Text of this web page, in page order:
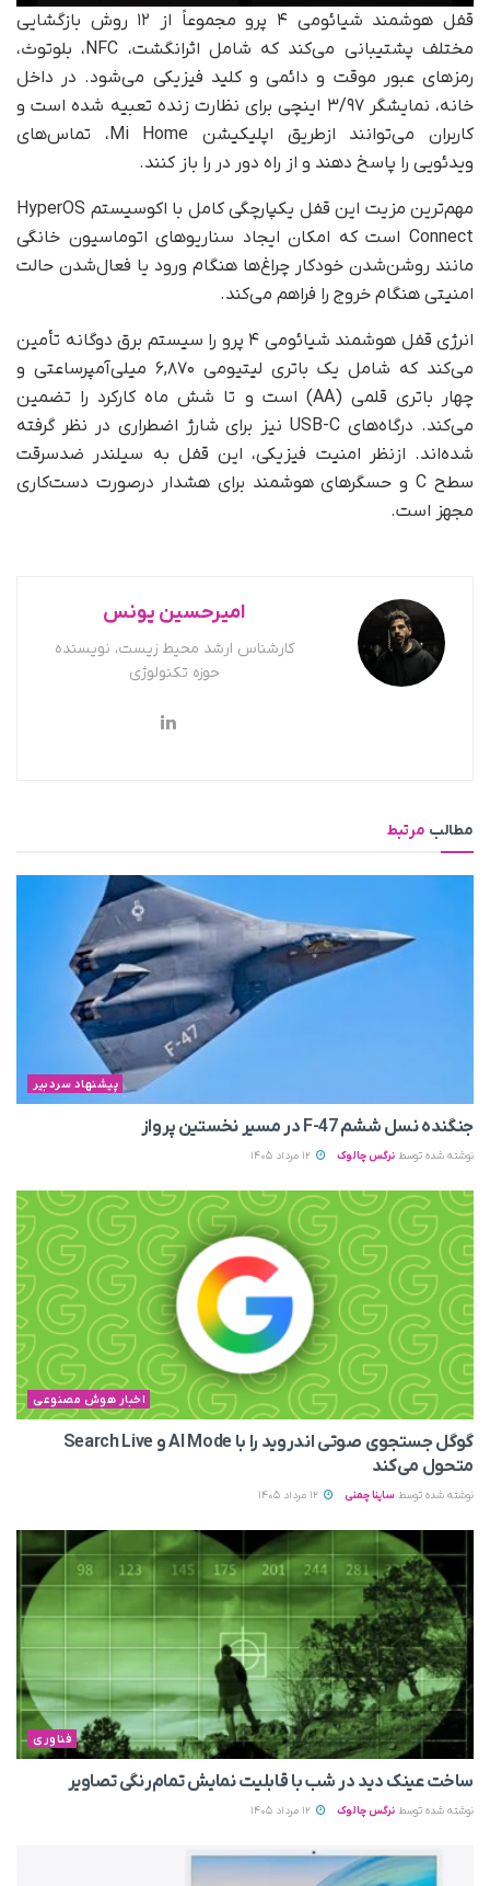
قفل هوشمند شیائومی ۴ پرو مجموعاً از ۱۲ روش بازگشایی
مختلف پشتیبانی می‌کند که شامل اثرانگشت، NFC، بلوتوث،
رمزهای عبور موقت و دائمی و کلید فیزیکی می‌شود. در داخل
خانه، نمایشگر ۳/۹۷ اینچی برای نظارت زنده تعبیه شده است و
کاربران می‌توانند ازطریق اپلیکیشن Mi Home، تماس‌های
ویدئویی را پاسخ دهند و از راه دور در را باز کنند.
مهم‌ترین مزیت این قفل یکپارچگی کامل با اکوسیستم HyperOS
Connect است که امکان ایجاد سناریوهای اتوماسیون خانگی
مانند روشن‌شدن خودکار چراغ‌ها هنگام ورود یا فعال‌شدن حالت
امنیتی هنگام خروج را فراهم می‌کند.
انرژی قفل هوشمند شیائومی ۴ پرو را سیستم برق دوگانه تأمین
می‌کند که شامل یک باتری لیتیومی ۶,۸۷۰ میلی‌آمپر‌ساعتی و
چهار باتری قلمی (AA) است و تا شش ماه کارکرد را تضمین
می‌کند. درگاه‌های USB-C نیز برای شارژ اضطراری در نظر گرفته
شده‌اند. ازنظر امنیت فیزیکی، این قفل به سیلندر ضد‌سرقت
سطح C و حسگرهای هوشمند برای هشدار در‌صورت دست‌کاری
مجهز است.
امیرحسین یونس
کارشناس ارشد محیط زیست، نویسنده
حوزه تکنولوژی
مطالب مرتبط
پیشنهاد سردبیر
جنگنده نسل ششم F-47 در مسیر نخستین پرواز
نوشته شده توسط نرگس چالوک
اخبار هوش مصنوعی
گوگل جستجوی صوتی اندروید را با AI Mode و Search Live
متحول می‌کند
نوشته شده توسط ساینا چمنی
فناوری
ساخت عینک دید در شب با قابلیت نمایش تمام‌رنگی تصاویر
نوشته شده توسط نرگس چالوک